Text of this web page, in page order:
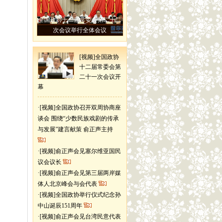
全国政协十二届常委会第二十二
次会议举行全体会议
[视频]全国政协
十二届常委会第
二十一次会议开
幕
·[视频]全国政协召开双周协商座
谈会 围绕“少数民族戏剧的传承
与发展”建言献策 俞正声主持
·[视频]俞正声会见塞尔维亚国民
议会议长
·[视频]俞正声会见第三届两岸媒
体人北京峰会与会代表
·[视频]全国政协举行仪式纪念孙
中山诞辰151周年
·[视频]俞正声会见台湾民意代表